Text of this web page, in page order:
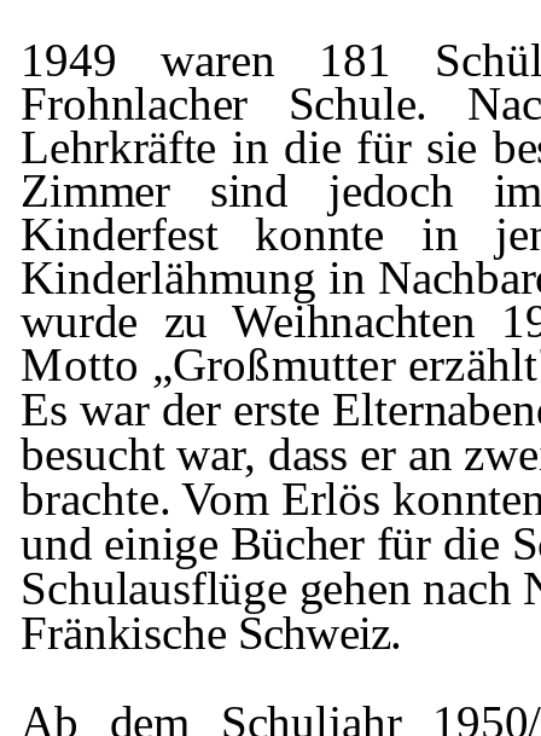
1949 waren 181
Frohnlacher Schule.
Lehrkräfte in die für sie
Zimmer sind jedoch
Kinderfest konnte in
Kinderlähmung in
wurde zu Weihnachten
Motto „Großmutter
Es war der erste
besucht war, dass er an
brachte. Vom Erlös
und einige Bücher für die
Schulausflüge gehen nach
Fränkische Schweiz.
Ab dem Schuljahr